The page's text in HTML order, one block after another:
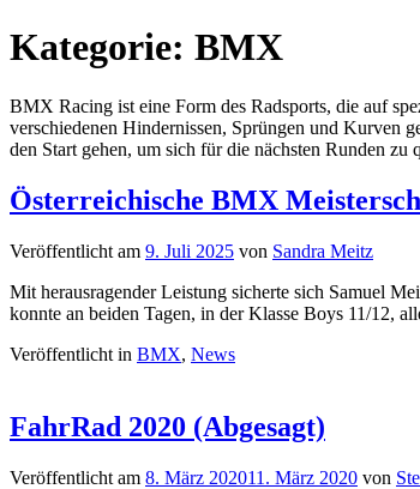
Kategorie: BMX
BMX Racing ist eine Form des Radsports, die auf
verschiedenen Hindernissen, Sprüngen und Kurven
den Start gehen, um sich für die nächsten Runden
Österreichische BMX
Veröffentlicht am 9. Juli 2025 von Sandra Meitz
Mit herausragender Leistung sicherte sich Samuel
konnte an beiden Tagen, in der Klasse Boys 11/12,
Veröffentlicht in BMX, News
FahrRad 2020 (Abgesagt)
Veröffentlicht am 8. März 202011. März 2020 von